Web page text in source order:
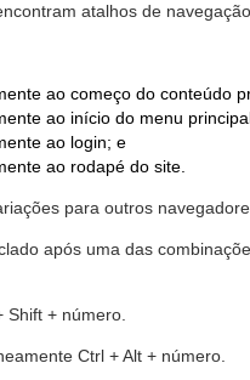
atalhos de
ao começo do conteúdo
ao início do menu
ao login; e
ao rodapé do site.
para outros
após uma das
Shift + número.
Ctrl + Alt + número.